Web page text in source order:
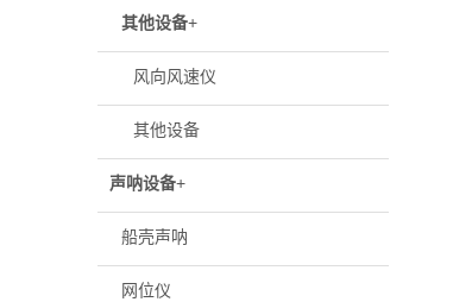
其他设备+
风向风速仪
其他设备
声呐设备+
船壳声呐
网位仪